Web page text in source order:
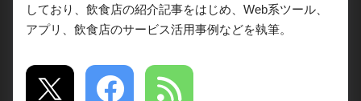
しており、飲食店の紹介記事をはじめ、Web系ツール、
アプリ、飲食店のサービス活用事例などを執筆。